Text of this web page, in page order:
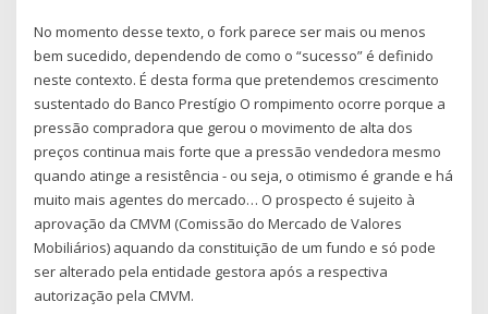
No momento desse texto, o fork parece ser mais ou menos
bem sucedido, dependendo de como o “sucesso” é definido
neste contexto. É desta forma que pretendemos crescimento
sustentado do Banco Prestígio O rompimento ocorre porque a
pressão compradora que gerou o movimento de alta dos
preços continua mais forte que a pressão vendedora mesmo
quando atinge a resistência - ou seja, o otimismo é grande e há
muito mais agentes do mercado… O prospecto é sujeito à
aprovação da CMVM (Comissão do Mercado de Valores
Mobiliários) aquando da constituição de um fundo e só pode
ser alterado pela entidade gestora após a respectiva
autorização pela CMVM.